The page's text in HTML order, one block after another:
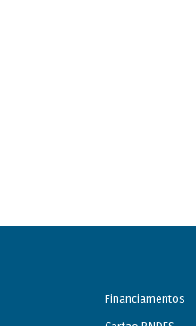
Financiamentos